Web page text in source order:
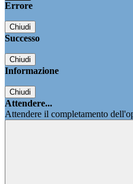
Errore
Chiudi
Successo
Chiudi
Informazione
Chiudi
Attendere...
Attendere il completamento